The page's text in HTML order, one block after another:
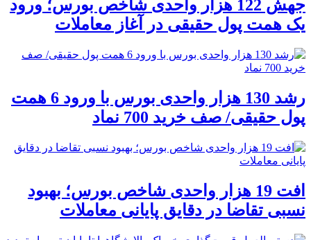
جهش 122 هزار واحدی شاخص بورس؛ ورود
یک همت پول حقیقی در آغاز معاملات
رشد 130 هزار واحدی بورس با ورود 6 همت
پول حقیقی/ صف خرید 700 نماد
افت 19 هزار واحدی شاخص بورس؛ بهبود
نسبی تقاضا در دقایق پایانی معاملات